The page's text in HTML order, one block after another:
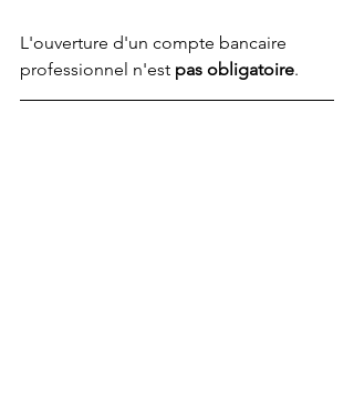
L'ouverture d'un compte bancaire
professionnel n'est pas obligatoire.